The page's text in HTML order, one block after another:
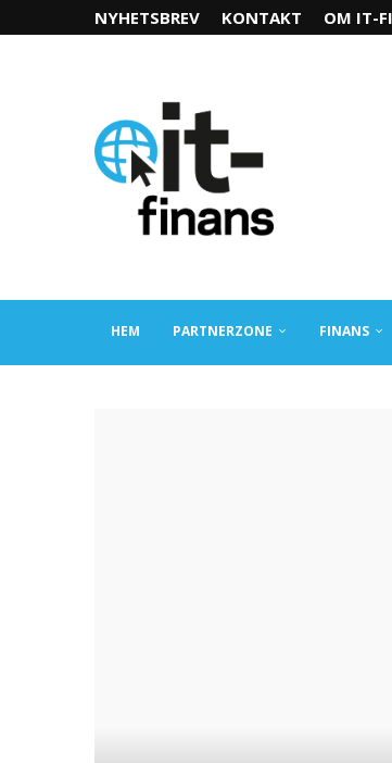
NYHETSBREV KONTAKT OM IT-
HEM PARTNERZONE FINANS